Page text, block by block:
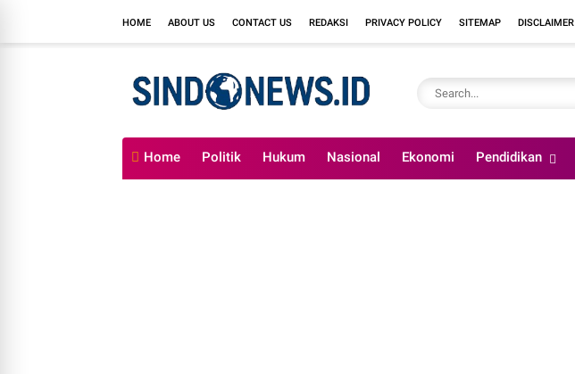
HOME ABOUT US CONTACT US REDAKSI PRIVACY POLICY SITEMAP DISCLAIMER
Home Politik Hukum Nasional Ekonomi Pendidikan